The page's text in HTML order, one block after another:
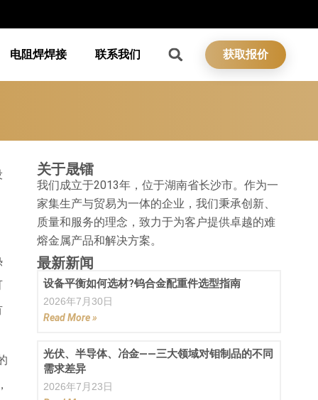
电阻焊焊接 联系我们 获取报价
关于晟镭
我们成立于2013年，位于湖南省长沙市。作为一
家集生产与贸易为一体的企业，我们秉承创新、
质量和服务的理念，致力于为客户提供卓越的难
熔金属产品和解决方案。
最新新闻
设备平衡如何选材?钨合金配重件选型指南
2026年7月30日
Read More »
光伏、半导体、冶金——三大领域对钼制品的不同
需求差异
2026年7月23日